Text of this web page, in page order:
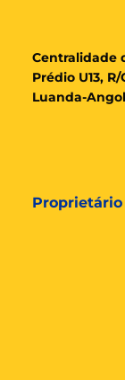
Centralidade
Prédio U13,
Luanda-
Proprietário